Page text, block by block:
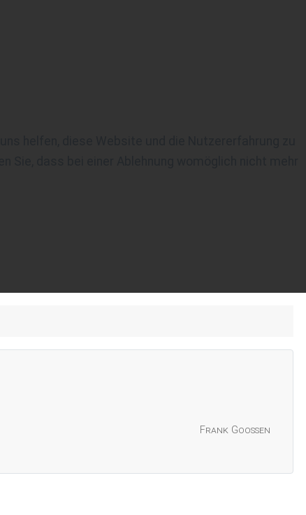
Frank Goossen
helfen, diese Website und die Nutzererfahrung zu
dass bei einer Ablehnung womöglich nicht mehr